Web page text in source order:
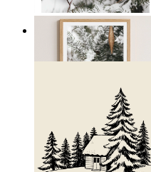
Vinterviskningar
199 kr